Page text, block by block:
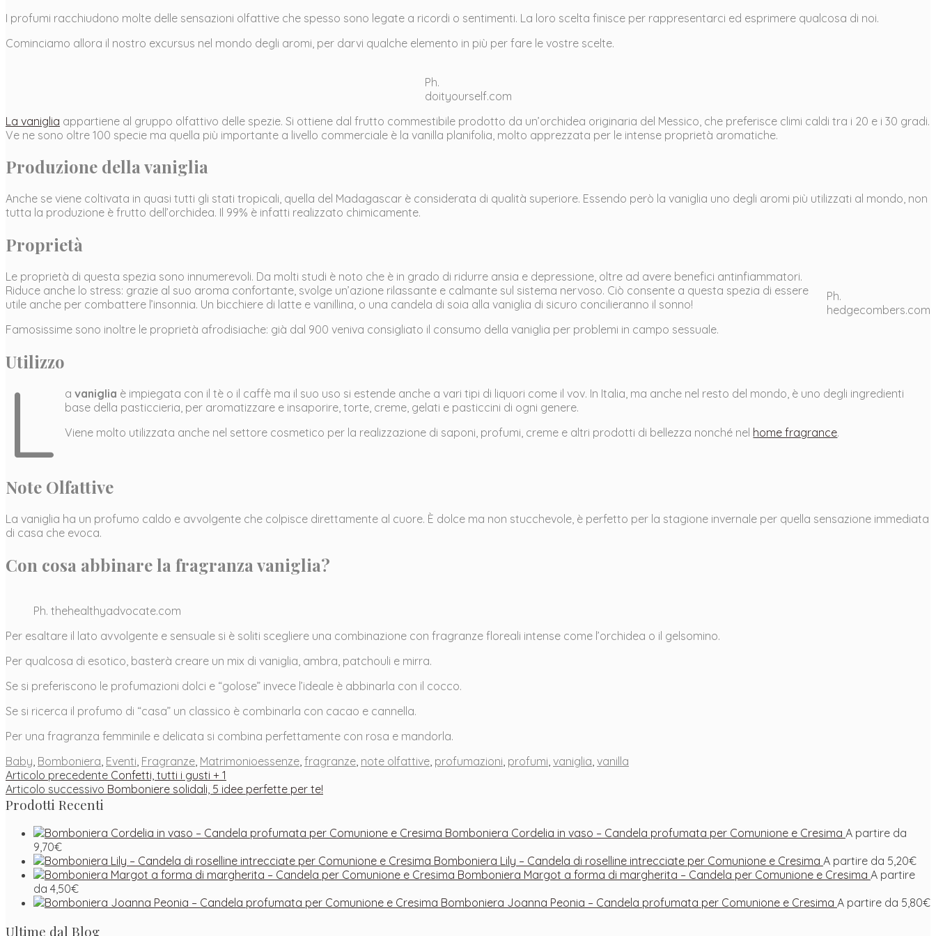
I profumi racchiudono molte delle sensazioni olfattive che spesso sono legate a ricordi o sentimenti. La loro scelta finisce per rappresentarci ed esprimere qualcosa di noi.
Cominciamo allora il nostro excursus nel mondo degli aromi, per darvi qualche elemento in più per fare le vostre scelte.
Ph.
doityourself.com
La vaniglia appartiene al gruppo olfattivo delle spezie. Si ottiene dal frutto commestibile prodotto da un’orchidea originaria del Messico, che preferisce climi caldi tra i 20 e i 30 gradi.
Ve ne sono oltre 100 specie ma quella più importante a livello commerciale è la vanilla planifolia, molto apprezzata per le intense proprietà aromatiche.
Produzione della vaniglia
Anche se viene coltivata in quasi tutti gli stati tropicali, quella del Madagascar è considerata di qualità superiore. Essendo però la vaniglia uno degli aromi più utilizzati al mondo, non
tutta la produzione è frutto dell’orchidea. Il 99% è infatti realizzato chimicamente.
Proprietà
Ph.
hedgecombers.com
Le proprietà di questa spezia sono innumerevoli. Da molti studi è noto che è in grado di ridurre ansia e depressione, oltre ad avere benefici antinfiammatori.
Riduce anche lo stress: grazie al suo aroma confortante, svolge un’azione rilassante e calmante sul sistema nervoso. Ciò consente a questa spezia di essere
utile anche per combattere l’insonnia. Un bicchiere di latte e vanillina, o una candela di soia alla vaniglia di sicuro concilieranno il sonno!
Famosissime sono inoltre le proprietà afrodisiache: già dal 900 veniva consigliato il consumo della vaniglia per problemi in campo sessuale.
Utilizzo
L avaniglia è impiegata con il tè o il caffè ma il suo uso si estende anche a vari tipi di liquori come il vov. In Italia, ma anche nel resto del mondo, è uno degli ingredienti
base della pasticcieria, per aromatizzare e insaporire, torte, creme, gelati e pasticcini di ogni genere.
Viene molto utilizzata anche nel settore cosmetico per la realizzazione di saponi, profumi, creme e altri prodotti di bellezza nonché nel home fragrance.
Note Olfattive
La vaniglia ha un profumo caldo e avvolgente che colpisce direttamente al cuore. È dolce ma non stucchevole, è perfetto per la stagione invernale per quella sensazione immediata
di casa che evoca.
Con cosa abbinare la fragranza vaniglia?
Ph. thehealthyadvocate.com
Per esaltare il lato avvolgente e sensuale si è soliti scegliere una combinazione con fragranze floreali intense come l’orchidea o il gelsomino.
Per qualcosa di esotico, basterà creare un mix di vaniglia, ambra, patchouli e mirra.
Se si preferiscono le profumazioni dolci e “golose” invece l’ideale è abbinarla con il cocco.
Se si ricerca il profumo di “casa” un classico è combinarla con cacao e cannella.
Per una fragranza femminile e delicata si combina perfettamente con rosa e mandorla.
Baby Bomboniera Eventi Fragranze Matrimonioessenze fragranze note olfattive profumazioni profumi vaniglia vanilla
Navigazione
articoli
Articolo precedente Articolo
precedente:
Confetti, tutti i gusti + 1
Articolo successivo Articolo
Bomboniere solidali, 5 idee perfette per te!
Prodotti Recenti
Bomboniera Cordelia in vaso – Candela profumata per Comunione e Cresima A partire da
9,70€
Bomboniera Lily – Candela di roselline intrecciate per Comunione e Cresima A partire da 5,20€
Bomboniera Margot a forma di margherita – Candela per Comunione e Cresima A partire
da 4,50€
Bomboniera Joanna Peonia – Candela profumata per Comunione e Cresima A partire da 5,80€
Ultime dal Blog